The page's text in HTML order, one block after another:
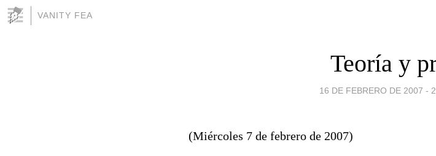
VANITY FEA
Teoría y
16 DE FEBRERO DE 2007 -
(Miércoles 7 de febrero de 2007)